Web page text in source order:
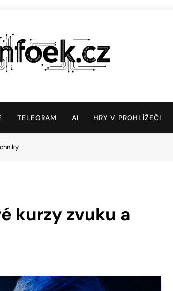
TELEGRAM AI HRY V PROHLÍŽEČI
kurzy zvuku a